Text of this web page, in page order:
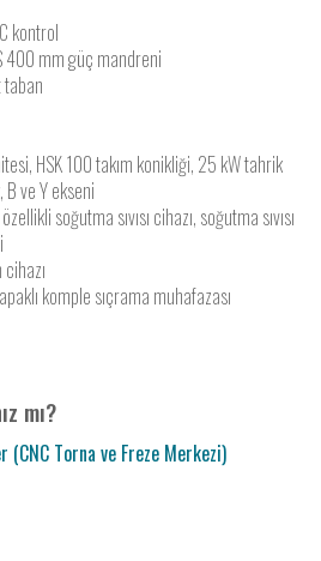
kontrol
400 mm güç mandreni
taban
HSK 100 takım konikliği, 25 kW tahrik
ve Y ekseni
soğutma sıvısı cihazı, soğutma sıvısı
komple sıçrama muhafazası
mı?
Torna ve Freze Merkezi)